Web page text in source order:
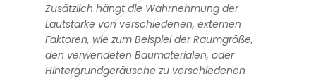
Zusätzlich hängt die Wahrnehmung der
Lautstärke von verschiedenen, externen
Faktoren, wie zum Beispiel der Raumgröße,
den verwendeten Baumaterialen, oder
Hintergrundgeräusche zu verschiedenen